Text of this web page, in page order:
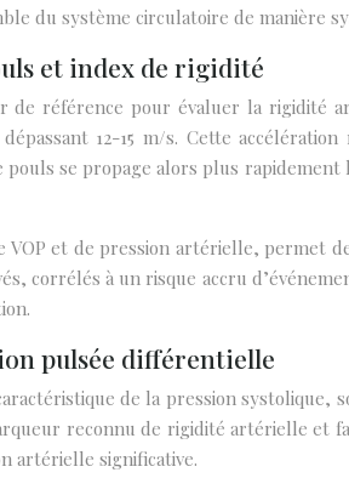
du système circulatoire de manière
et index de rigidité
de référence pour évaluer la rigidité
12-15 m/s. Cette
pouls se propage alors plus
et de pression artérielle, permet
corrélés à un risque accru
pulsée différentielle
de la pression systolique,
reconnu de rigidité artérielle et
artérielle significative.